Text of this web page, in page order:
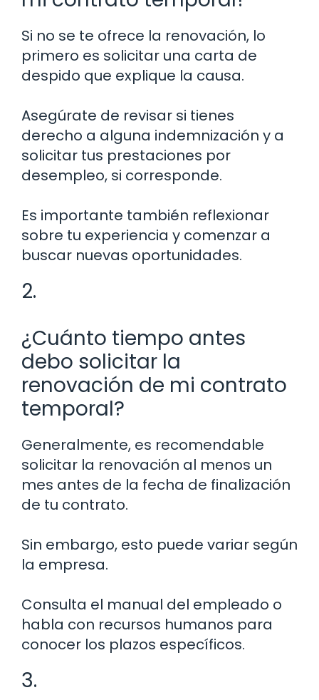
Si no se te ofrece la renovación, lo
primero es solicitar una carta de
despido que explique la causa.
Asegúrate de revisar si tienes
derecho a alguna indemnización y a
solicitar tus prestaciones por
desempleo, si corresponde.
Es importante también reflexionar
sobre tu experiencia y comenzar a
buscar nuevas oportunidades.
2.
¿Cuánto tiempo antes
debo solicitar la
renovación de mi contrato
temporal?
Generalmente, es recomendable
solicitar la renovación al menos un
mes antes de la fecha de finalización
de tu contrato.
Sin embargo, esto puede variar según
la empresa.
Consulta el manual del empleado o
habla con recursos humanos para
conocer los plazos específicos.
3.